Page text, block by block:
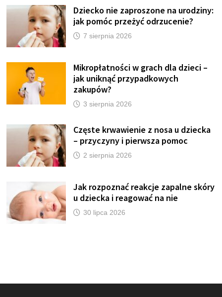
Dziecko nie zaproszone na urodziny:
jak pomóc przeżyć odrzucenie?
7 sierpnia 2026
Mikropłatności w grach dla dzieci –
jak uniknąć przypadkowych
zakupów?
3 sierpnia 2026
Częste krwawienie z nosa u dziecka
– przyczyny i pierwsza pomoc
2 sierpnia 2026
Jak rozpoznać reakcje zapalne skóry
u dziecka i reagować na nie
30 lipca 2026